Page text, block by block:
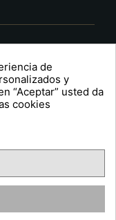
FacebookYouTubePinterest
de
y
“Aceptar” usted da
cookies